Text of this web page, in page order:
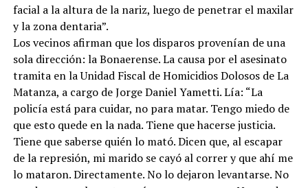
facial a la altura de la nariz, luego de penetrar el maxilar
y la zona dentaria”.
Los vecinos afirman que los disparos provenían de una
sola dirección: la Bonaerense. La causa por el asesinato
tramita en la Unidad Fiscal de Homicidios Dolosos de La
Matanza, a cargo de Jorge Daniel Yametti. Lía: “La
policía está para cuidar, no para matar. Tengo miedo de
que esto quede en la nada. Tiene que hacerse justicia.
Tiene que saberse quién lo mató. Dicen que, al escapar
de la represión, mi marido se cayó al correr y que ahí me
lo mataron. Directamente. No lo dejaron levantarse. No